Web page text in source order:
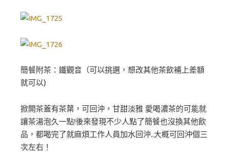
簡餐附茶：鐵觀音（可以挑選，想改其他茶飲補上差額
就可以)
掀開茶蓋有茶葉，可回沖，甘甜淡雅 愛喝濃茶的可能就
讓茶湯泡久一點!後來發現不少人點了簡餐也沒換其他飲
品，都喝完了就麻煩工作人員加水回沖..大概可回沖個三
次左右！